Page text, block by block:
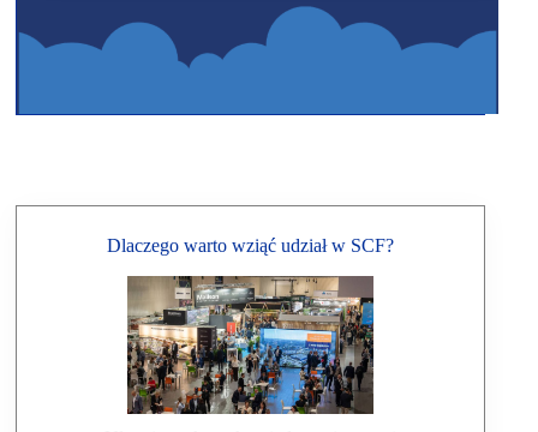
Dlaczego warto wziąć udział w SCF?